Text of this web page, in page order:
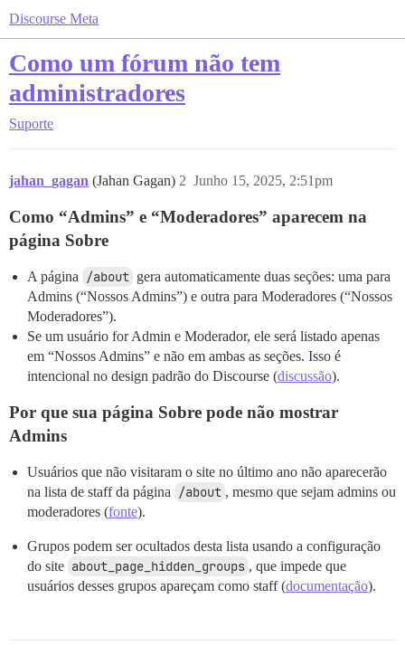
Discourse Meta
Como um fórum não tem
administradores
Suporte
jahan_gagan (Jahan Gagan) Junho 15, 2025, 2:51pm
2
Como “Admins” e “Moderadores” aparecem na
página Sobre
A página /about gera automaticamente duas seções: uma para
Admins (“Nossos Admins”) e outra para Moderadores (“Nossos
Moderadores”).
Se um usuário for Admin e Moderador, ele será listado apenas
em “Nossos Admins” e não em ambas as seções. Isso é
intencional no design padrão do Discourse (discussão).
Por que sua página Sobre pode não mostrar
Admins
Usuários que não visitaram o site no último ano não aparecerão
na lista de staff da página
/about , mesmo que sejam admins ou
moderadores (fonte).
Grupos podem ser ocultados desta lista usando a configuração
do site about_page_hidden_groups , que impede que
usuários desses grupos apareçam como staff (documentação).